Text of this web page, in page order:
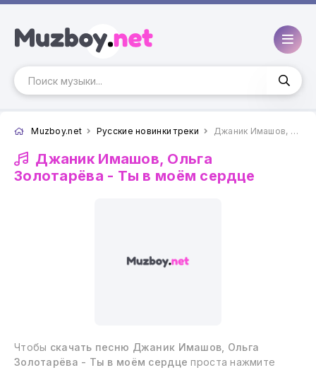
Muzboy.net Русские новинки треки Джаник Имашов, Ольга Золотарёва - Ты в моём сердце
Джаник Имашов, Ольга
Золотарёва - Ты в моём сердце
Чтобы скачать песню Джаник Имашов, Ольга
Золотарёва - Ты в моём сердце проста нажмите